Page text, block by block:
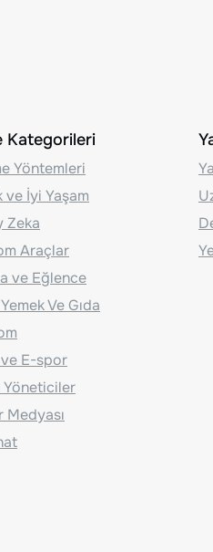
Kategorileri
Yöntemleri
ve İyi Yaşam
Zeka
Araçlar
ve Eğlence
Ve Gıda
E-spor
Yöneticiler
Medyası